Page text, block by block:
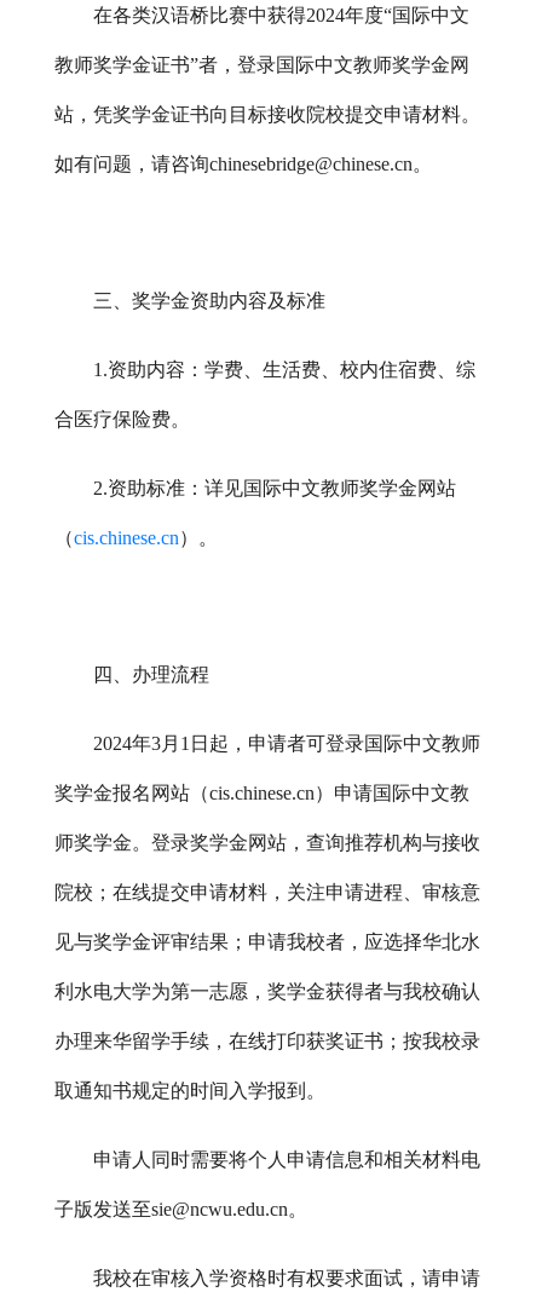
在各类汉语桥比赛中获得2024年度“国际中文
教师奖学金证书”者，登录国际中文教师奖学金网
站，凭奖学金证书向目标接收院校提交申请材料。
如有问题，请咨询chinesebridge@chinese.cn。
三、奖学金资助内容及标准
1.资助内容：学费、生活费、校内住宿费、综
合医疗保险费。
2.资助标准：详见国际中文教师奖学金网站
（cis.chinese.cn）。
四、办理流程
2024年3月1日起，申请者可登录国际中文教师
奖学金报名网站（cis.chinese.cn）申请国际中文教
师奖学金。登录奖学金网站，查询推荐机构与接收
院校；在线提交申请材料，关注申请进程、审核意
见与奖学金评审结果；申请我校者，应选择华北水
利水电大学为第一志愿，奖学金获得者与我校确认
办理来华留学手续，在线打印获奖证书；按我校录
取通知书规定的时间入学报到。
申请人同时需要将个人申请信息和相关材料电
子版发送至sie@ncwu.edu.cn。
我校在审核入学资格时有权要求面试，请申请